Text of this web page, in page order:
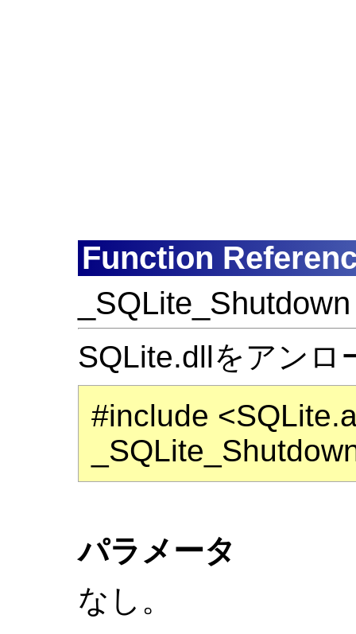
Function
_SQLite_Shutdown
SQLite.dllをアンロ
#include
パラメータ
なし。